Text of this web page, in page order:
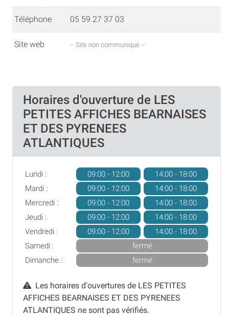
Téléphone 05 59 27 37 03
Site web -- Site non communiqué --
Horaires d'ouverture de LES
PETITES AFFICHES BEARNAISES
ET DES PYRENEES
ATLANTIQUES
Lundi : 09:00 - 12:00
14:00 - 18:00
Mardi :
09:00 - 12:00
14:00 - 18:00
Mercredi :
09:00 - 12:00
14:00 - 18:00
Jeudi :
09:00 - 12:00
14:00 - 18:00
Vendredi :
09:00 - 12:00
14:00 - 18:00
Samedi :
fermé
Dimanche :
fermé
Les horaires d'ouvertures de LES PETITES
AFFICHES BEARNAISES ET DES PYRENEES
ATLANTIQUES ne sont pas vérifiés.